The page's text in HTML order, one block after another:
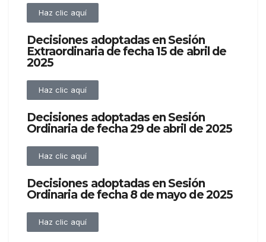
Haz clic aquí
Decisiones adoptadas en Sesión
Extraordinaria de fecha 15 de abril de
2025
Haz clic aquí
Decisiones adoptadas en Sesión
Ordinaria de fecha 29 de abril de 2025
Haz clic aquí
Decisiones adoptadas en Sesión
Ordinaria de fecha 8 de mayo de 2025
Haz clic aquí